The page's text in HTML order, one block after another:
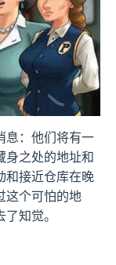
息：他们将有一
身之处的地址和
和接近仓库在晚
这个可怕的地
知觉。